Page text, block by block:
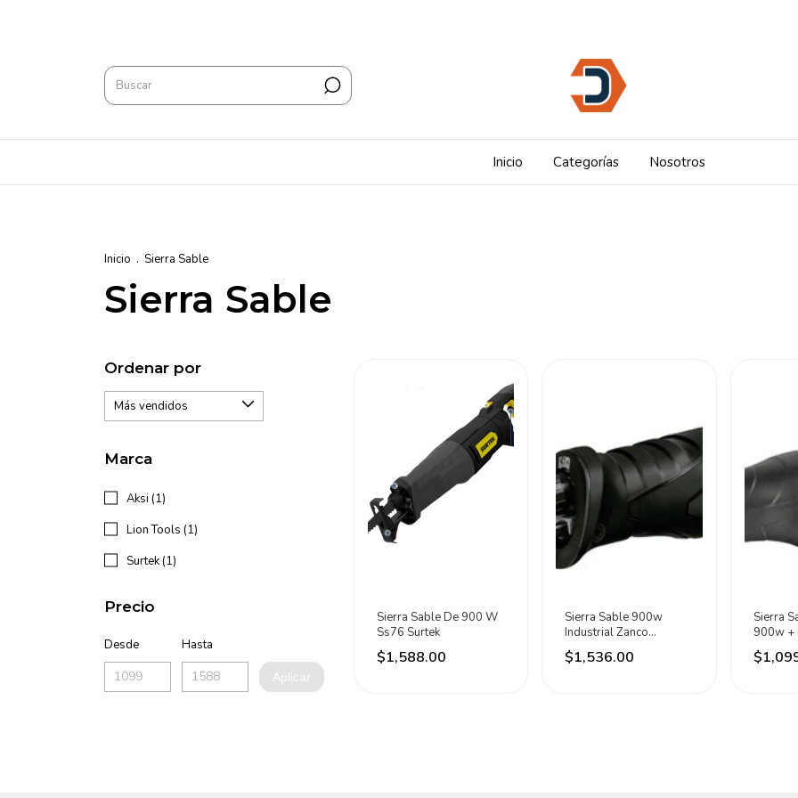
Inicio Categorías Nosotros
Inicio . Sierra Sable
Sierra Sable
Ordenar por
Marca
Aksi (1)
Lion Tools (1)
Surtek (1)
Precio
Desde Hasta
Aplicar
Sierra Sable De 900 W
Ss76 Surtek
$1,588.00
Sierra Sable 900w
Industrial Zanco
Universal 1/2 Aksi
$1,536.00
Sierra
900w +
2893